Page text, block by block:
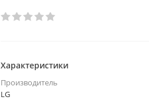
Характеристики
Производитель
LG